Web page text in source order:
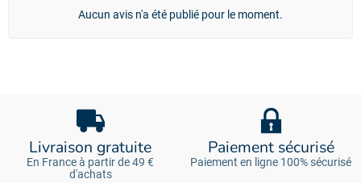
Aucun avis n'a été publié pour le moment.
Livraison gratuite
En France à partir de 49 €
d'achats
Paiement sécurisé
Paiement en ligne 100% sécurisé